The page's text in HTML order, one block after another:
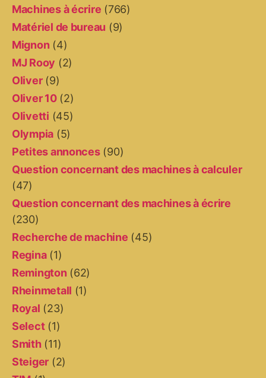
Machines à écrire (766)
Matériel de bureau (9)
Mignon (4)
MJ Rooy (2)
Oliver(9)
Oliver 10(2)
Olivetti (45)
Olympia (5)
Petites annonces(90)
Question concernant des machines à calculer
(47)
Question concernant des machines à écrire
(230)
Recherche de machine (45)
Regina(1)
Remington (62)
Rheinmetall (1)
Royal (23)
Select(1)
Smith(11)
Steiger (2)